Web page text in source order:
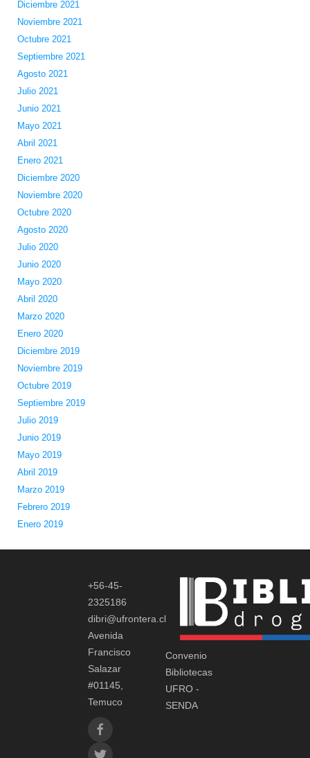
Diciembre 2021
Noviembre 2021
Octubre 2021
Septiembre 2021
Agosto 2021
Julio 2021
Junio 2021
Mayo 2021
Abril 2021
Enero 2021
Diciembre 2020
Noviembre 2020
Octubre 2020
Agosto 2020
Julio 2020
Junio 2020
Mayo 2020
Abril 2020
Marzo 2020
Enero 2020
Diciembre 2019
Noviembre 2019
Octubre 2019
Septiembre 2019
Julio 2019
Junio 2019
Mayo 2019
Abril 2019
Marzo 2019
Febrero 2019
Enero 2019
+56-45-
2325186
dibri@ufrontera.cl
Avenida
Francisco
Salazar
#01145,
Temuco
Convenio
Bibliotecas
UFRO -
SENDA